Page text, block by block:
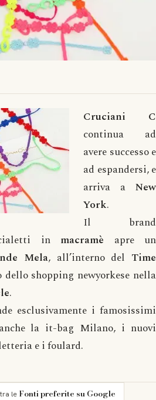
Cruciani C
continua ad
avere successo e
ad espandersi, e
arriva a New
York.
Il brand
in macramè apre un
Mela, all’interno del Time
dello shopping newyorkese nella
.
esclusivamente i famosissimi
la it-bag Milano, i nuovi
e i foulard.
tra le Fonti preferite su Google